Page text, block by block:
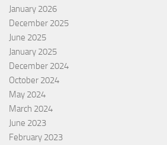
January 2026
December 2025
June 2025
January 2025
December 2024
October 2024
May 2024
March 2024
June 2023
February 2023